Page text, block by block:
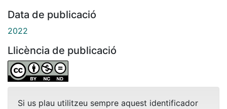
Data de publicació
2022
Llicència de publicació
Si us plau utilitzeu sempre aquest identificador